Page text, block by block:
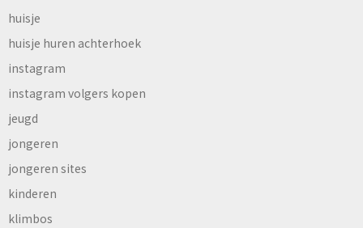
huisje
huisje huren achterhoek
instagram
instagram volgers kopen
jeugd
jongeren
jongeren sites
kinderen
klimbos